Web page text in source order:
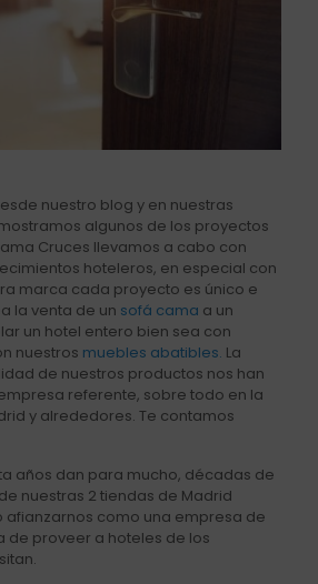
nuestro blog y en nuestras
algunos de los proyectos
Cruces llevamos a cabo con
hoteleros, en especial con
marca cada proyecto es único e
la venta de un sofá cama a un
un hotel entero bien sea con
nuestros muebles abatibles. La
de nuestros productos nos han
referente, sobre todo en la
y alrededores. Te contamos
años dan para mucho, décadas de
nuestras 2 tiendas de Madrid
afianzarnos como una empresa de
de proveer a hoteles de los